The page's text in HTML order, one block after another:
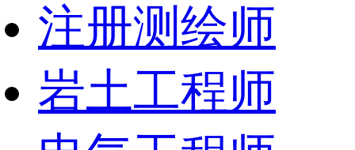
注册测绘师
岩土工程师